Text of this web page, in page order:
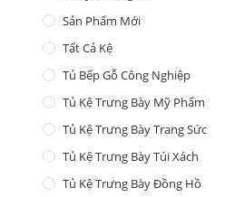
Sản Phẩm Mới
Tất Cả Kệ
Tủ Bếp Gỗ Công Nghiệp
Tủ Kệ Trưng Bày Mỹ Phẩm
Tủ Kệ Trưng Bày Trang Sức
Tủ Kệ Trưng Bày Túi Xách
Tủ Kệ Trưng Bày Đồng Hồ